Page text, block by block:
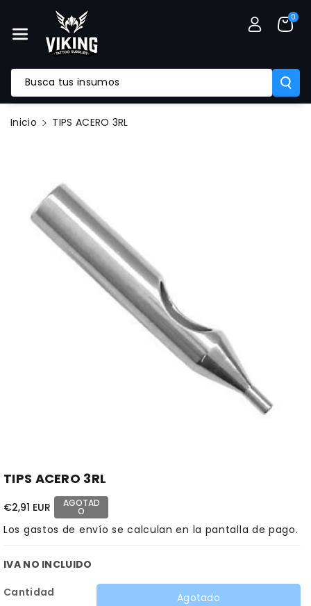
Mente Al
Contenido
Busca tus insumos
0
Inicio TIPS ACERO 3RL
Ir
Información
Del Producto
TIPS ACERO 3RL
€2,91 EUR AGOTAD
O
Los gastos de envío se calculan en la pantalla de pago.
IVA NO INCLUIDO
Cantidad
Agotado